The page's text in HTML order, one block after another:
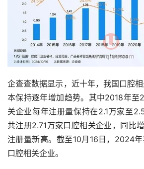
企查查数据显示，近十年，我国口腔
本保持逐年增加趋势。其中2018年至
关企业每年注册量保持在2.1万家至
共注册2.71万家口腔相关企业，同比
注册量新高。截至10月16日，2024
口腔相关企业。